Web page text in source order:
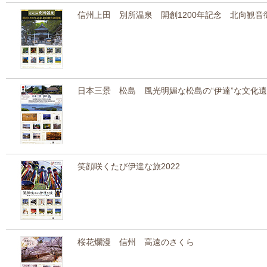
信州上田 別所温泉 開創1200年記念 北向観音
日本三景 松島 風光明媚な松島の“伊達”な文化
笑顔咲くたび伊達な旅2022
桜花爛漫 信州 高遠のさくら